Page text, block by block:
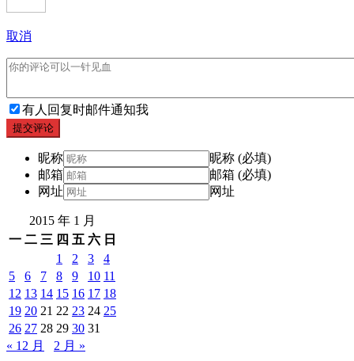
取消
有人回复时邮件通知我
提交评论
昵称
昵称 (必填)
邮箱
邮箱 (必填)
网址
网址
2015 年 1 月
一 二 三 四 五 六 日
1
2 3
4
5
6 7 8 9 10 11
12 13 14 15 16 17 18
19 20 21 22 23 24 25
26 27 28 29 30 31
« 12 月
2 月 »